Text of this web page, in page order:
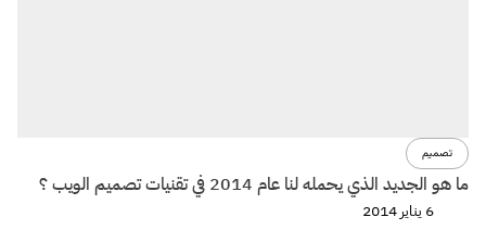
تصميم
ما هو الجديد الذي يحمله لنا عام 2014 في تقنيات تصميم الويب ؟
6 يناير 2014